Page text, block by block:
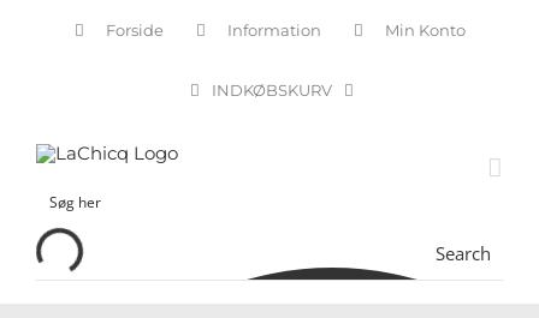
Forside Information Min Konto
INDKØBSKURV
Search